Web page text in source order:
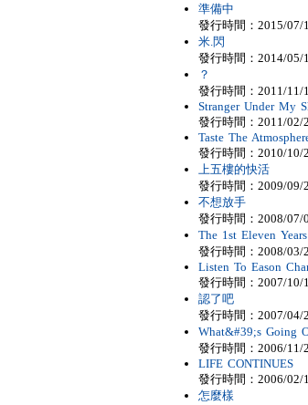
準備中
發行時間：2015/07/
米.閃
發行時間：2014/05/
？
發行時間：2011/11/
Stranger Under My
發行時間：2011/02/
Taste The
發行時間：2010/10/
上五樓的快活
發行時間：2009/09/
不想放手
發行時間：2008/07/
The 1st Eleven
發行時間：2008/03/
Listen To Eason
發行時間：2007/10/
認了吧
發行時間：2007/04/
What&#39;s Going
發行時間：2006/11/
LIFE CONTINUES
發行時間：2006/02/
怎麼樣